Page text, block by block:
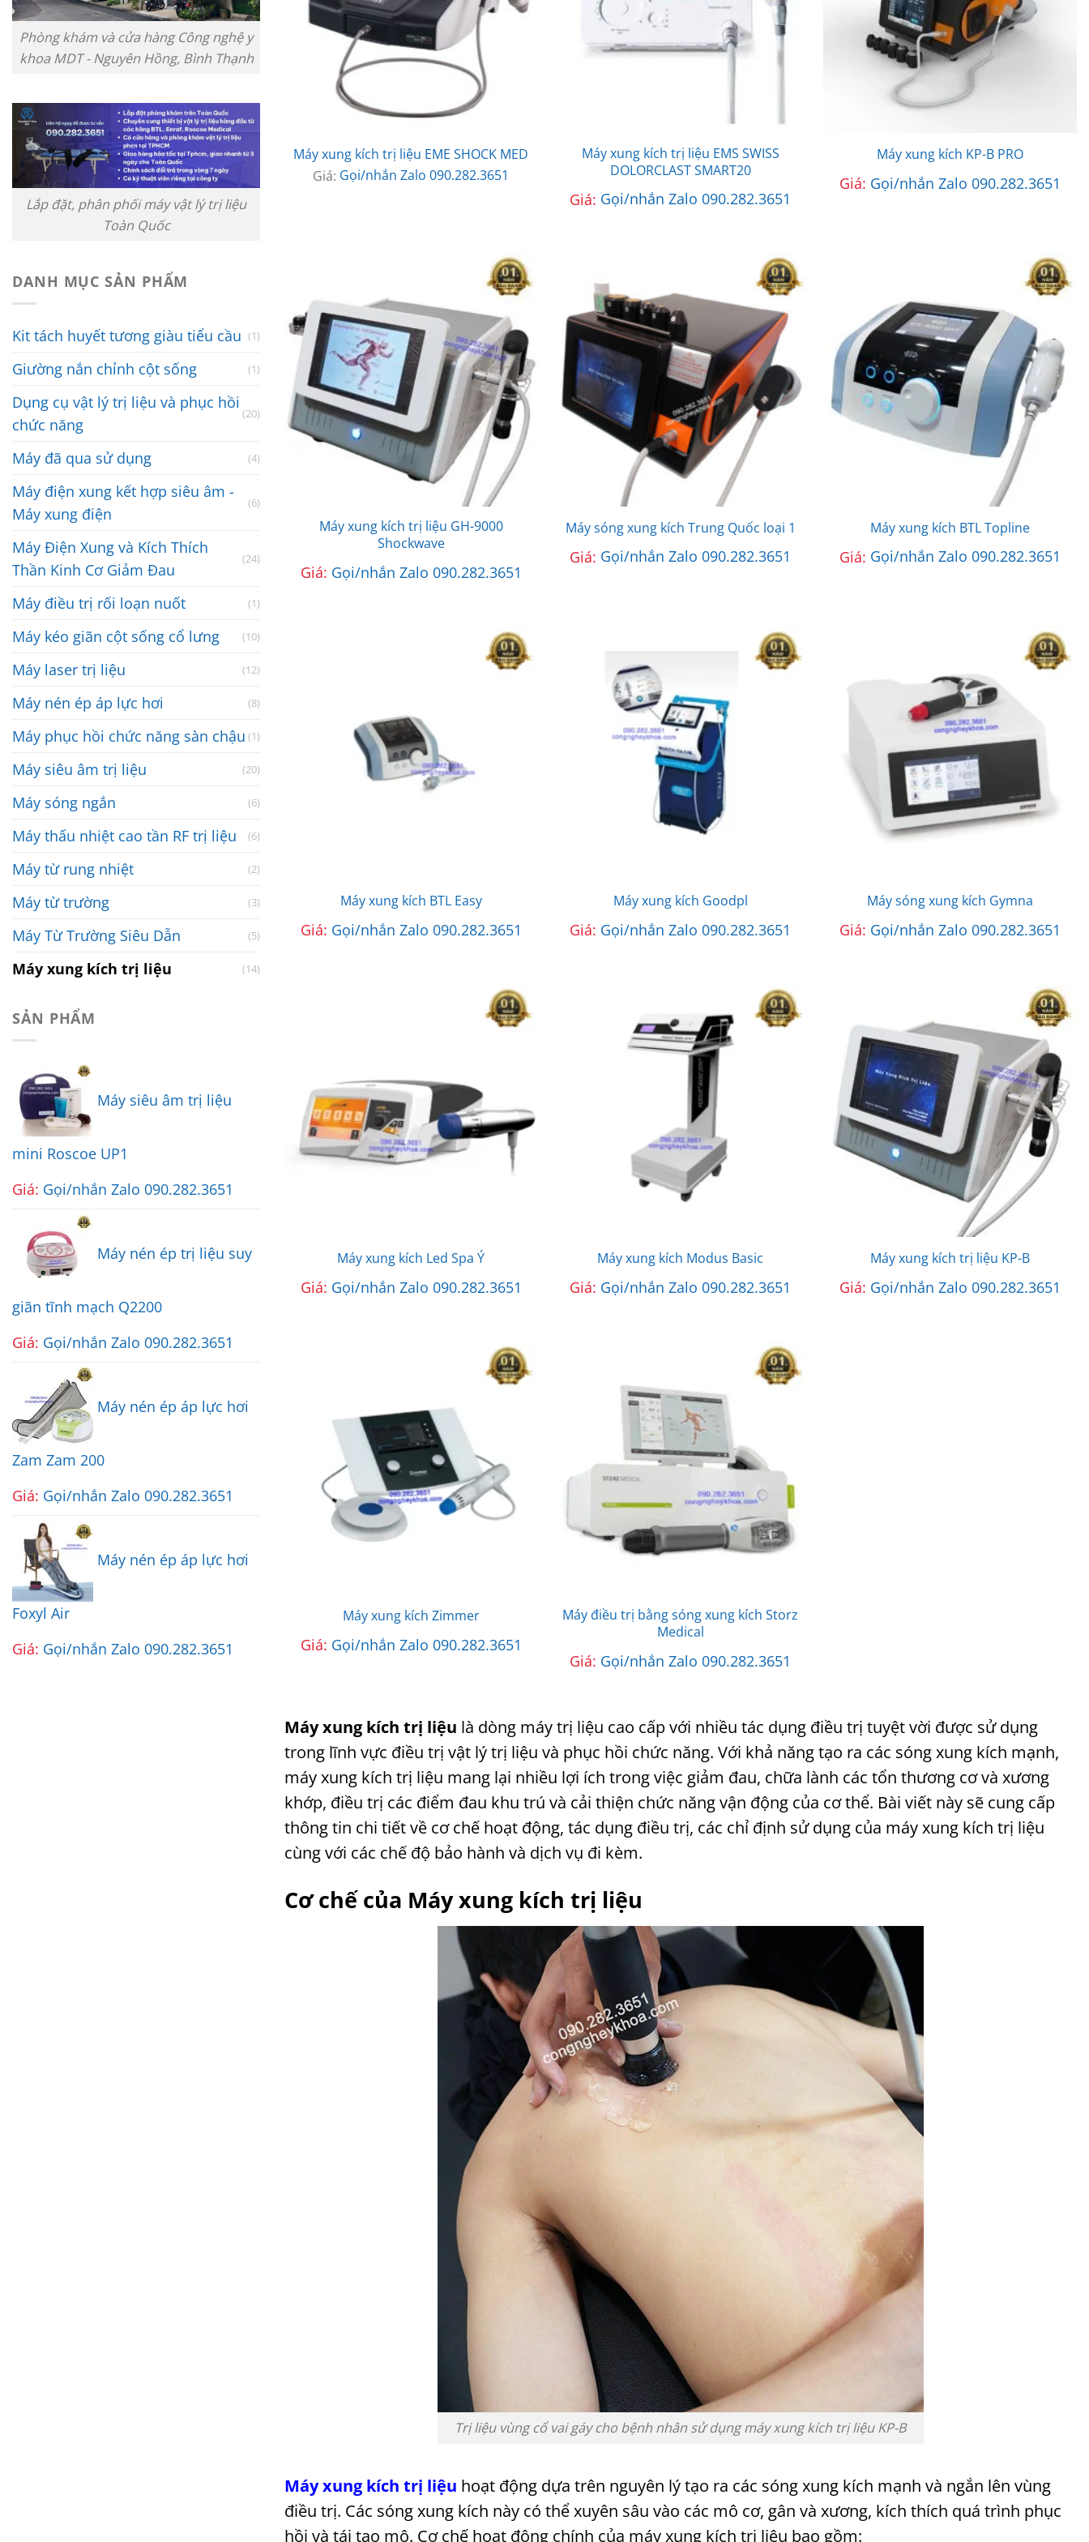
Phòng khám và cửa hàng Công nghệ y
khoa MDT - Nguyên Hồng, Bình Thạnh
Lắp đặt, phân phối máy vật lý trị liệu
Toàn Quốc
DANH MỤC SẢN PHẨM
Kit tách huyết tương giàu tiểu cầu (1)
Giường nắn chỉnh cột sống (1)
Dụng cụ vật lý trị liệu và phục hồi
chức năng
(20)
Máy đã qua sử dụng (4)
Máy điện xung kết hợp siêu âm -
Máy xung điện
(6)
Máy Điện Xung và Kích Thích
Thần Kinh Cơ Giảm Đau
(24)
Máy điều trị rối loạn nuốt (1)
Máy kéo giãn cột sống cổ lưng (10)
Máy laser trị liệu (12)
Máy nén ép áp lực hơi (8)
Máy phục hồi chức năng sàn chậu (1)
Máy siêu âm trị liệu (20)
Máy sóng ngắn (6)
Máy thấu nhiệt cao tần RF trị liệu (6)
Máy từ rung nhiệt (2)
Máy từ trường (3)
Máy Từ Trường Siêu Dẫn (5)
Máy xung kích trị liệu (14)
SẢN PHẨM
Máy siêu âm trị liệu
mini Roscoe UP1
Giá: Gọi/nhắn Zalo 090.282.3651
Máy nén ép trị liệu suy
giãn tĩnh mạch Q2200
Giá: Gọi/nhắn Zalo 090.282.3651
Máy nén ép áp lực hơi
Zam Zam 200
Giá: Gọi/nhắn Zalo 090.282.3651
Máy nén ép áp lực hơi
Foxyl Air
Giá: Gọi/nhắn Zalo 090.282.3651
Máy xung kích trị liệu EME SHOCK MED
Giá: Gọi/nhắn Zalo 090.282.3651
Máy xung kích trị liệu EMS SWISS
DOLORCLAST SMART20
Giá: Gọi/nhắn Zalo 090.282.3651
Máy xung kích KP-B PRO
Giá: Gọi/nhắn Zalo 090.282.3651
Máy xung kích trị liệu GH-9000
Shockwave
Giá: Gọi/nhắn Zalo 090.282.3651
Máy sóng xung kích Trung Quốc loại 1
Giá: Gọi/nhắn Zalo 090.282.3651
Máy xung kích BTL Topline
Giá: Gọi/nhắn Zalo 090.282.3651
Máy xung kích BTL Easy
Giá: Gọi/nhắn Zalo 090.282.3651
Máy xung kích Goodpl
Giá: Gọi/nhắn Zalo 090.282.3651
Máy sóng xung kích Gymna
Giá: Gọi/nhắn Zalo 090.282.3651
Máy xung kích Led Spa Ý
Giá: Gọi/nhắn Zalo 090.282.3651
Máy xung kích Modus Basic
Giá: Gọi/nhắn Zalo 090.282.3651
Máy xung kích trị liệu KP-B
Giá: Gọi/nhắn Zalo 090.282.3651
Máy xung kích Zimmer
Giá: Gọi/nhắn Zalo 090.282.3651
Máy điều trị bằng sóng xung kích Storz
Medical
Giá: Gọi/nhắn Zalo 090.282.3651
Máy xung kích trị liệu là dòng máy trị liệu cao cấp với nhiều tác dụng điều trị tuyệt vời được sử dụng
trong lĩnh vực điều trị vật lý trị liệu và phục hồi chức năng. Với khả năng tạo ra các sóng xung kích mạnh,
máy xung kích trị liệu mang lại nhiều lợi ích trong việc giảm đau, chữa lành các tổn thương cơ và xương
khớp, điều trị các điểm đau khu trú và cải thiện chức năng vận động của cơ thể. Bài viết này sẽ cung cấp
thông tin chi tiết về cơ chế hoạt động, tác dụng điều trị, các chỉ định sử dụng của máy xung kích trị liệu
cùng với các chế độ bảo hành và dịch vụ đi kèm.
Cơ chế của Máy xung kích trị liệu
Trị liệu vùng cổ vai gáy cho bệnh nhân sử dụng máy xung kích trị liệu KP-B
Máy xung kích trị liệu hoạt động dựa trên nguyên lý tạo ra các sóng xung kích mạnh và ngắn lên vùng
điều trị. Các sóng xung kích này có thể xuyên sâu vào các mô cơ, gân và xương, kích thích quá trình phục
hồi và tái tạo mô. Cơ chế hoạt động chính của máy xung kích trị liệu bao gồm: